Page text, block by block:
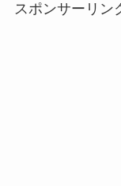
スポンサーリン